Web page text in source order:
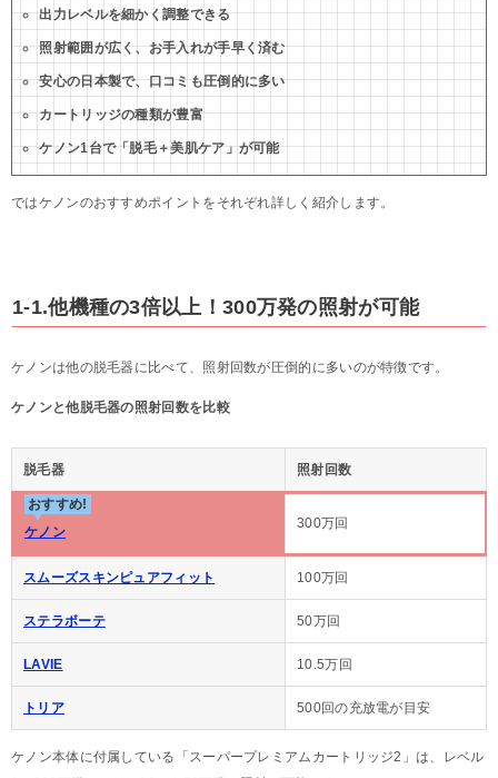
出力レベルを細かく調整できる
照射範囲が広く、お手入れが手早く済む
安心の日本製で、口コミも圧倒的に多い
カートリッジの種類が豊富
ケノン1台で「脱毛＋美肌ケア」が可能
ではケノンのおすすめポイントをそれぞれ詳しく紹介します。
1-1.他機種の3倍以上！300万発の照射が可能
ケノンは他の脱毛器に比べて、照射回数が圧倒的に多いのが特徴です。
ケノンと他脱毛器の照射回数を比較
脱毛器 照射回数
おすすめ!
ケノン
300万回
スムーズスキンピュアフィット 100万回
ステラボーテ 50万回
LAVIE 10.5万回
トリア 500回の充放電が目安
ケノン本体に付属している「スーパープレミアムカートリッジ2」は、レベル